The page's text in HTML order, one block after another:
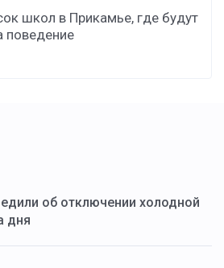
школ в Прикамье, где будут
поведение
об отключении холодной
дня